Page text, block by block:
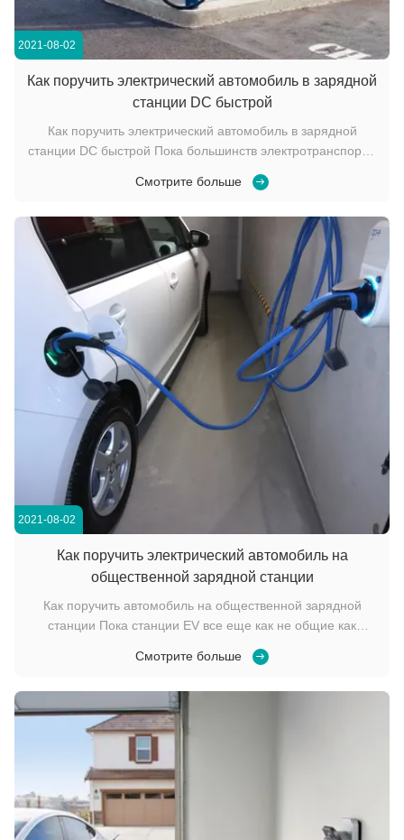
2021-08-02
Как поручить электрический автомобиль в зарядной
станции DC быстрой
Как поручить электрический автомобиль в зарядной
станции DC быстрой Пока большинств электротранспорты
дня, поручать DC быстрый, по мере того как оно часто
минут. Так, как DC голодает поруча...
Смотрите больше
2021-08-02
Как поручить электрический автомобиль на
общественной зарядной станции
Как поручить автомобиль на общественной зарядной
станции Пока станции EV все еще как не общие как
устанавливанным зарядных станций EV расширяет
или около зонах с более высокой концентрацией
электротранс...
Смотрите больше